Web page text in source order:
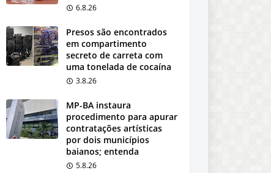
6.8.26
Presos são encontrados
em compartimento
secreto de carreta com
uma tonelada de cocaína
3.8.26
MP-BA instaura
procedimento para apurar
contratações artísticas
por dois municípios
baianos; entenda
5.8.26